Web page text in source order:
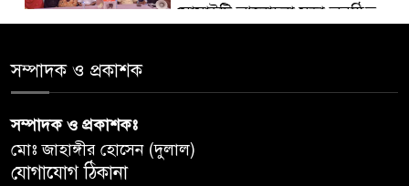
সোসাইটি আলোচনা সভা অনুষ্ঠিত
দিবস-২০২৬’।
৫
সম্পাদক ও প্রকাশক
সম্পাদক ও প্রকাশকঃ
মোঃ জাহাঙ্গীর হোসেন (দুলাল)
যোগাযোগ ঠিকানা